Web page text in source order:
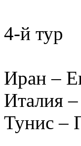
4-й тур
Иран –
Италия
Тунис –